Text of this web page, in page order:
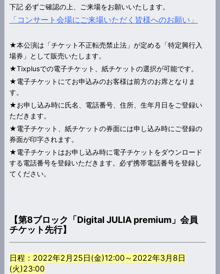
下記 必ずご確認の上、ご来場をお願いいたします。
「コンサート会場にご来場いただく皆様へのお願い」
★本公演は「チケット不正転売禁止法」が定める「特定興行入
場券」として販売いたします。
★Tixplusでの電子チケット、紙チケットの選択が可能です。
★電子チケットにてお申込みのお客様は前方のお席となりま
す。
★お申し込み時に氏名、電話番号、住所、生年月日をご登録い
ただきます。
★電子チケット、紙チケットの券面には申し込み時にご登録の
券面が印字されます。
★電子チケットはお申し込み時に電子チケットをダウンロード
する電話番号を登録いただきます。必ず携帯電話番号を登録し
てください。
【第8ブロック「Digital JULIA premium」会員
チケット先行】
日程：2022年2月25日(金)12:00～2022年3月8日
(火)23:00